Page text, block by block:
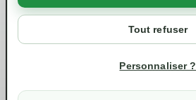
Tout refuser
Personnaliser ?
Votre compte
info@green-tech-shop.com